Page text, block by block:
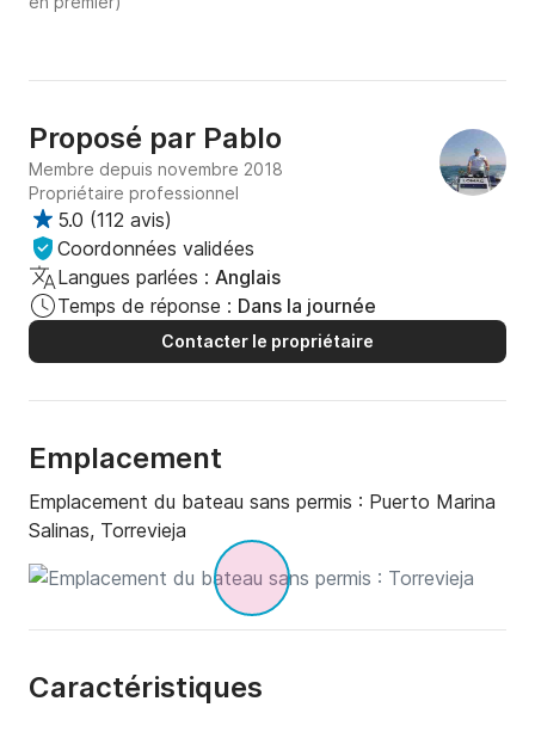
Proposé par Pablo
Membre depuis novembre 2018
Propriétaire professionnel
5.0 (112 avis)
Coordonnées validées
Langues parlées : Anglais
Temps de réponse : Dans la journée
Contacter le propriétaire
Emplacement
Emplacement du bateau sans permis : Puerto Marina
Salinas, Torrevieja
Caractéristiques